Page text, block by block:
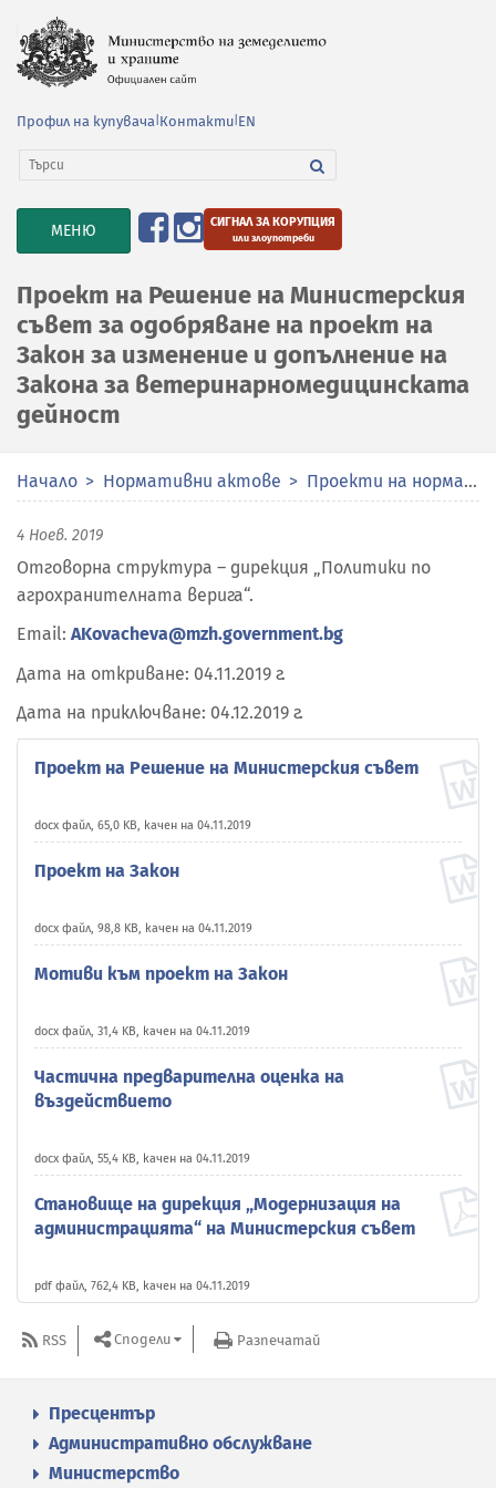
Профил на купувача Контакти EN
TOGGLE
NAVIGATION
МЕНЮ СИГНАЛ ЗА КОРУПЦИЯ
или злоупотреби
Проект на Решение на Министерския
съвет за одобряване на проект на
Закон за изменение и допълнение на
Закона за ветеринарномедицинската
дейност
Начало Нормативни актове Проекти на нормативни актове
4 Ноев. 2019
Отговорна структура – дирекция „Политики по
агрохранителната верига“.
Email: AKovacheva@mzh.government.bg
Дата на откриване: 04.11.2019 г.
Дата на приключване: 04.12.2019 г.
Проект на Решение на Министерския съвет
docx файл, 65,0 KB, качен на 04.11.2019
Проект на Закон
docx файл, 98,8 KB, качен на 04.11.2019
Мотиви към проект на Закон
docx файл, 31,4 KB, качен на 04.11.2019
Частична предварителна оценка на
въздействието
docx файл, 55,4 KB, качен на 04.11.2019
Становище на дирекция „Модернизация на
администрацията“ на Министерския съвет
pdf файл, 762,4 KB, качен на 04.11.2019
RSS Сподели Разпечатай
Пресцентър
Административно обслужване
Министерство